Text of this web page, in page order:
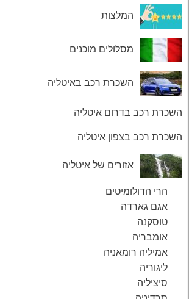
המלצות
מסלולים מוכנים
השכרת רכב באיטליה
השכרת רכב בדרום איטליה
השכרת רכב בצפון איטליה
אזורים של איטליה
הרי הדולומיטים
אגם גארדה
טוסקנה
אומבריה
אמיליה רומאניה
ליגוריה
סיציליה